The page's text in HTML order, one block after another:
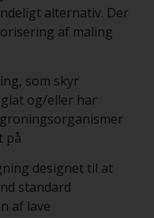
alternativ. Der
af maling
som skyr
og/eller har
på
designet til at
standard
af lave